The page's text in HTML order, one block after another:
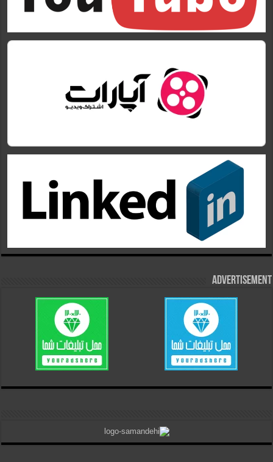
Advertisement